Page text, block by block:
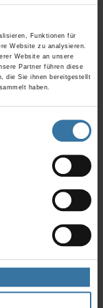
Funktionen für
Website zu analysieren.
Website an unsere
Partner führen diese
die Sie ihnen bereitgestellt
haben.
optimiertes
.
auf uns zu,